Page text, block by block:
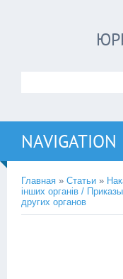
NAVIGATION
Главная » Статьи »
інших органів /
других органов